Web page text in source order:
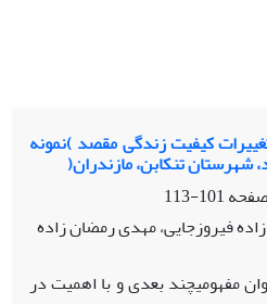
کیفیت زندگی مقصد )نمونه
شهرستان تنکابن، مازندران(
101-113
فیروزجایی، مهدی رمضان زاده
مفهومیچند بعدی و با اهمیت در